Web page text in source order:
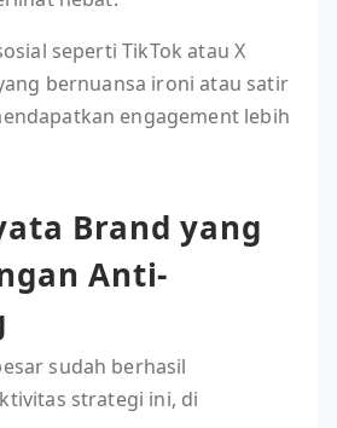
seperti TikTok atau X
bernuansa ironi atau satir
engagement lebih
Brand yang
Anti-
sudah berhasil
strategi ini, di